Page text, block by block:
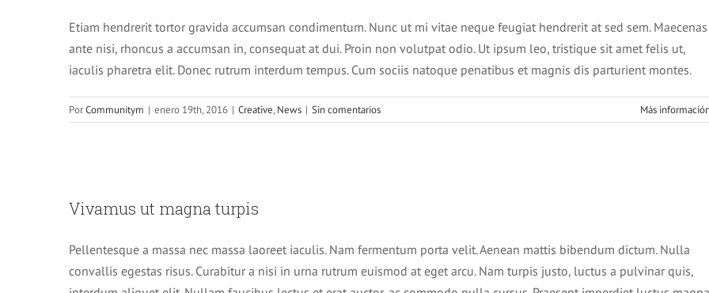
Etiam hendrerit tortor gravida accumsan condimentum. Nunc ut mi vitae neque feugiat hendrerit at sed sem. Maecenas
ante nisi, rhoncus a accumsan in, consequat at dui. Proin non volutpat odio. Ut ipsum leo, tristique sit amet felis ut,
iaculis pharetra elit. Donec rutrum interdum tempus. Cum sociis natoque penatibus et magnis dis parturient montes.
PorCommunitym | enero 19th, 2016 | Creative,News | Sin comentarios Más
Vivamus ut magna turpis
Pellentesque a massa nec massa laoreet iaculis. Nam fermentum porta velit. Aenean mattis bibendum dictum. Nulla
convallis egestas risus. Curabitur a nisi in urna rutrum euismod at eget arcu. Nam turpis justo, luctus a pulvinar quis,